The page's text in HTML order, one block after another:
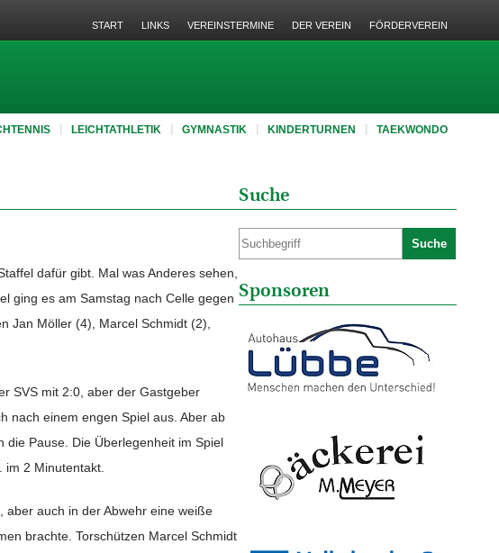
LEICHTATHLETIK GYMNASTIK KINDERTURNEN TAEKWONDO
START LINKS VEREINSTERMINE DER VEREIN FÖRDERVEREIN
dafür gibt. Mal was Anderes sehen,
ging es am Samstag nach Celle gegen
Jan Möller (4), Marcel Schmidt (2),
SVS mit 2:0, aber der Gastgeber
nach einem engen Spiel aus. Aber ab
Pause. Die Überlegenheit im Spiel
2 Minutentakt.
aber auch in der Abwehr eine weiße
brachte. Torschützen Marcel Schmidt
Suche
Suche
Sponsoren